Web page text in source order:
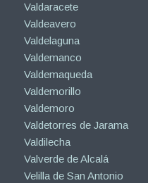
Valdaracete
Valdeavero
Valdelaguna
Valdemanco
Valdemaqueda
Valdemorillo
Valdemoro
Valdetorres de Jarama
Valdilecha
Valverde de Alcalá
Velilla de San Antonio